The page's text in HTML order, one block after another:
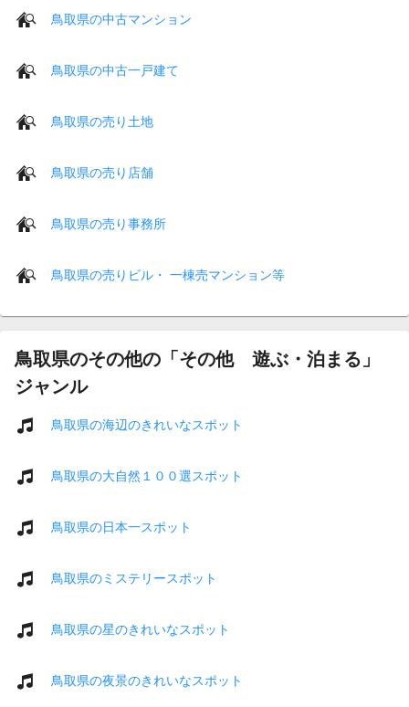
鳥取県の中古マンション
鳥取県の中古一戸建て
鳥取県の売り土地
鳥取県の売り店舗
鳥取県の売り事務所
鳥取県の売りビル・ 一棟売マンション等
鳥取県のその他の「その他 遊ぶ・泊まる」
ジャンル
鳥取県の海辺のきれいなスポット
鳥取県の大自然１００選スポット
鳥取県の日本一スポット
鳥取県のミステリースポット
鳥取県の星のきれいなスポット
鳥取県の夜景のきれいなスポット